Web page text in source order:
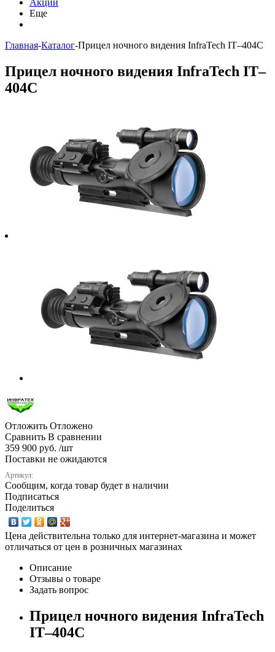
Акции
Еще
Главная-Каталог-Прицел ночного видения InfraTech IT–404С
Прицел ночного видения InfraTech IT–
404С
Отложить Отложено
Сравнить В сравнении
359 900 руб. /шт
Поставки не ожидаются
Артикул:
Сообщим, когда товар будет в наличии
Подписаться
Поделиться
Цена действительна только для интернет-магазина и может
отличаться от цен в розничных магазинах
Описание
Отзывы о товаре
Задать вопрос
Прицел ночного видения InfraTech
IT–404С